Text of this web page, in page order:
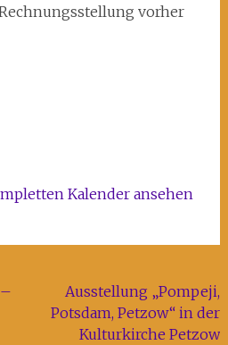
vorher
Kalender ansehen
Ausstellung „Pompeji,
Potsdam, Petzow“ in der
Kulturkirche Petzow